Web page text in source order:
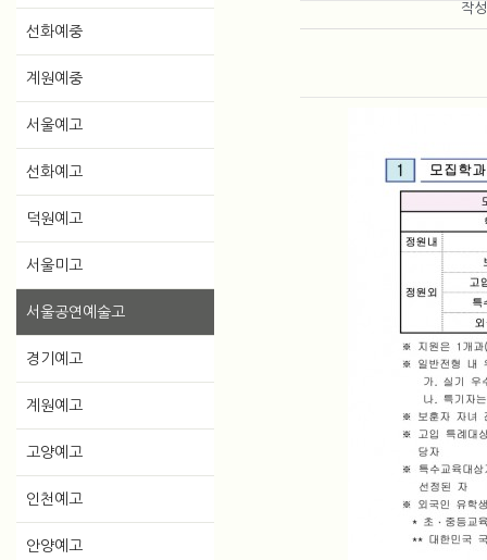
선화예중
계원예중
서울예고
선화예고
덕원예고
서울미고
서울공연예술고
경기예고
계원예고
고양예고
인천예고
안양예고
작